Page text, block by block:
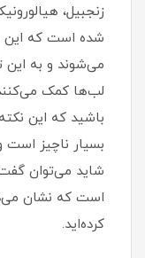
زنجبیل،
شده است که این
می‌شوند و به این
لب‌ها کمک
باشید که این
بسیار ناچیز
شاید می‌توان
است که نشان
کرده‌اید.